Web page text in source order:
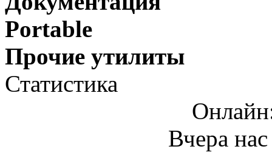
Portable
Прочие утилиты
Статистика
Вчера